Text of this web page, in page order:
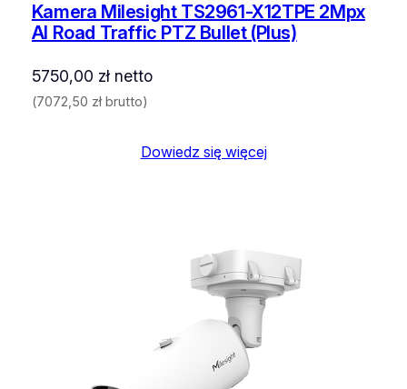
Kamera Milesight TS2961-X12TPE 2Mpx
AI Road Traffic PTZ Bullet (Plus)
5750,00 złnetto
(7072,50 złbrutto)
Dowiedz się więcej